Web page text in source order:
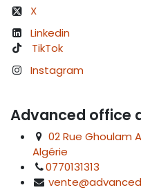
X
Linkedin
TikTok
Instagram
Advanced office
02 Rue Ghoulam
Algérie
0770131313